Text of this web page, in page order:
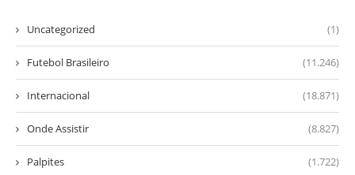
Uncategorized (1)
Futebol Brasileiro (11.246)
Internacional (18.871)
Onde Assistir (8.827)
Palpites (1.722)